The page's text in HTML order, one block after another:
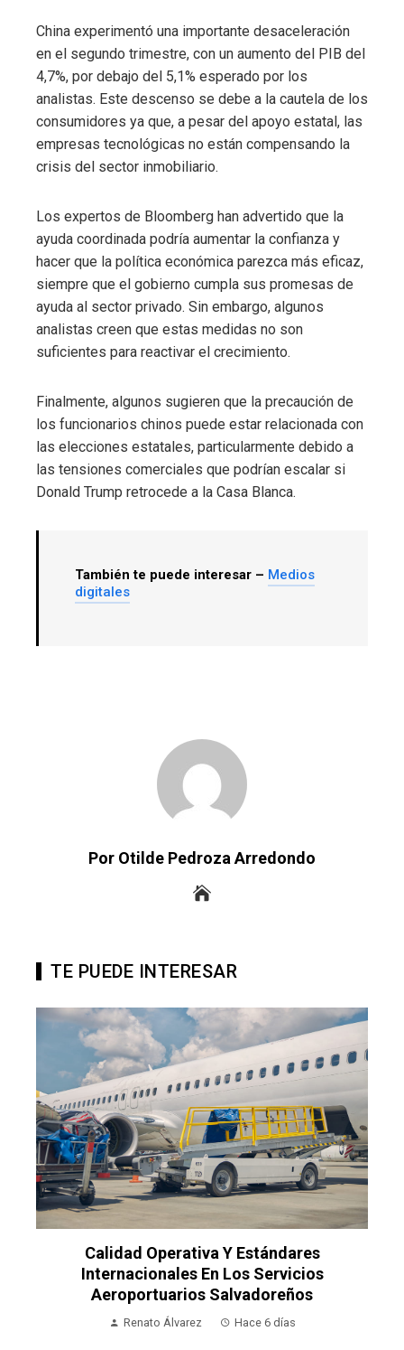
China experimentó una importante desaceleración
en el segundo trimestre, con un aumento del PIB del
4,7%, por debajo del 5,1% esperado por los
analistas. Este descenso se debe a la cautela de los
consumidores ya que, a pesar del apoyo estatal, las
empresas tecnológicas no están compensando la
crisis del sector inmobiliario.
Los expertos de Bloomberg han advertido que la
ayuda coordinada podría aumentar la confianza y
hacer que la política económica parezca más eficaz,
siempre que el gobierno cumpla sus promesas de
ayuda al sector privado. Sin embargo, algunos
analistas creen que estas medidas no son
suficientes para reactivar el crecimiento.
Finalmente, algunos sugieren que la precaución de
los funcionarios chinos puede estar relacionada con
las elecciones estatales, particularmente debido a
las tensiones comerciales que podrían escalar si
Donald Trump retrocede a la Casa Blanca.
También te puede interesar – Medios
digitales
Por Otilde Pedroza Arredondo
TE PUEDE INTERESAR
Calidad Operativa Y Estándares
Internacionales En Los Servicios
Aeroportuarios Salvadoreños
Renato Álvarez Hace 6 días